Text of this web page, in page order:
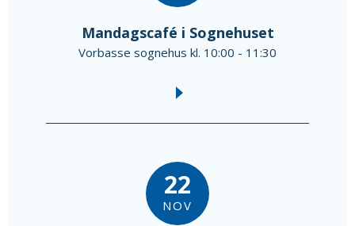
Mandagscafé i Sognehuset
Vorbasse sognehus kl. 10:00 - 11:30
22
NOV